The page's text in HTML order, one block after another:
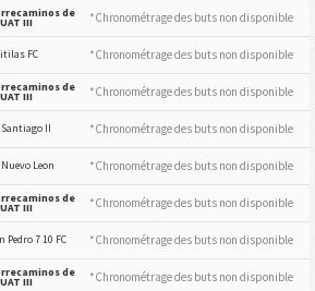
de
III
*Chronométrage des buts non disponible
FC
*Chronométrage des buts non disponible
de
III
*Chronométrage des buts non disponible
Santiago II
*Chronométrage des buts non disponible
Nuevo Leon
*Chronométrage des buts non disponible
de
III
*Chronométrage des buts non disponible
Pedro 7 10 FC
*Chronométrage des buts non disponible
de
III *Chronométrage des buts non disponible